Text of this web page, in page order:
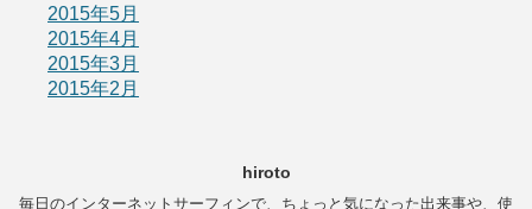
2015年5月
2015年4月
2015年3月
2015年2月
hiroto
毎日のインターネットサーフィンで、ちょっと気になった出来事や、使